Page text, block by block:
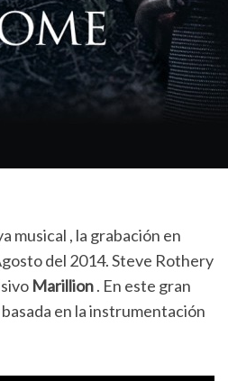
musical , la grabación en
del 2014. Steve Rothery
Marillion. En este gran
en la instrumentación